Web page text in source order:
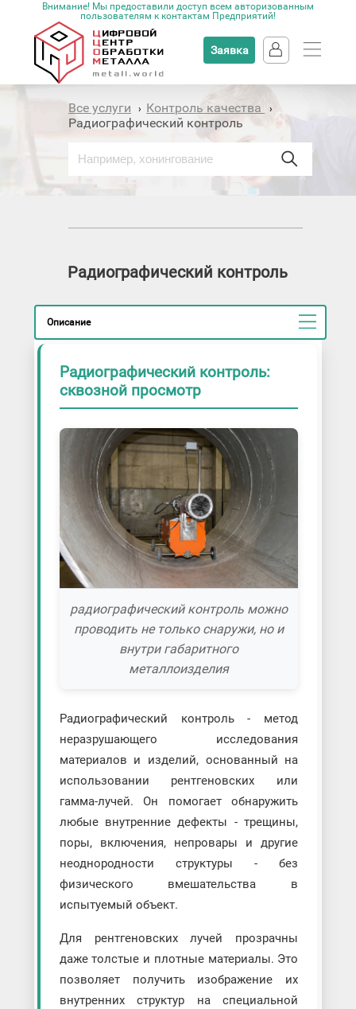
Внимание! Мы предоставили доступ всем авторизованным
пользователям к контактам Предприятий!
Заявка
Все услуги › Контроль качества ›
Радиографический контроль
Радиографический контроль
Описание
Радиографический контроль:
сквозной просмотр
радиографический контроль можно
проводить не только снаружи, но и
внутри габаритного
металлоизделия
Радиографический контроль - метод
неразрушающего исследования
материалов и изделий, основанный на
использовании рентгеновских или
гамма-лучей. Он помогает обнаружить
любые внутренние дефекты - трещины,
поры, включения, непровары и другие
неоднородности структуры - без
физического вмешательства в
испытуемый объект.
Для рентгеновских лучей прозрачны
даже толстые и плотные материалы. Это
позволяет получить изображение их
внутренних структур на специальной